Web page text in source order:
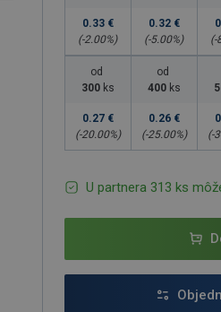
0.33 €
(-2.00%)
0.32 €
(-5.00%)
(-
od
300 ks
0.27 €
(-20.00%)
od
400 ks
0.26 €
(-25.00%)
(-
U partnera 313 ks